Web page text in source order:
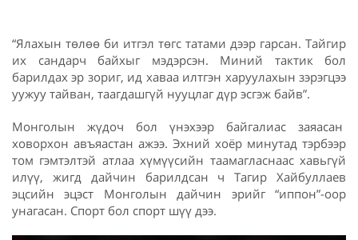
“Ялахын төлөө би итгэл төгс татами дээр гарсан. Тайгир
их сандарч байхыг мэдэрсэн. Миний тактик бол
барилдах эр зориг, ид хаваа илтгэн харуулахын зэрэгцээ
уужуу тайван, таагдашгүй нууцлаг дүр эсгэж байв”.
Монголын жүдоч бол үнэхээр байгалиас заяасан
ховорхон авъяастан ажээ. Эхний хоёр минутад тэрбээр
том гэмтэлтэй атлаа хүмүүсийн таамагласнаас хавьгүй
илүү, жигд дайчин барилдсан ч Тагир Хайбуллаев
эцсийн эцэст Монголын дайчин эрийг “иппон”-оор
унагасан. Спорт бол спорт шүү дээ.